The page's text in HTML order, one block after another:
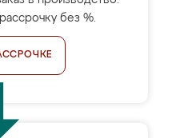
без %.